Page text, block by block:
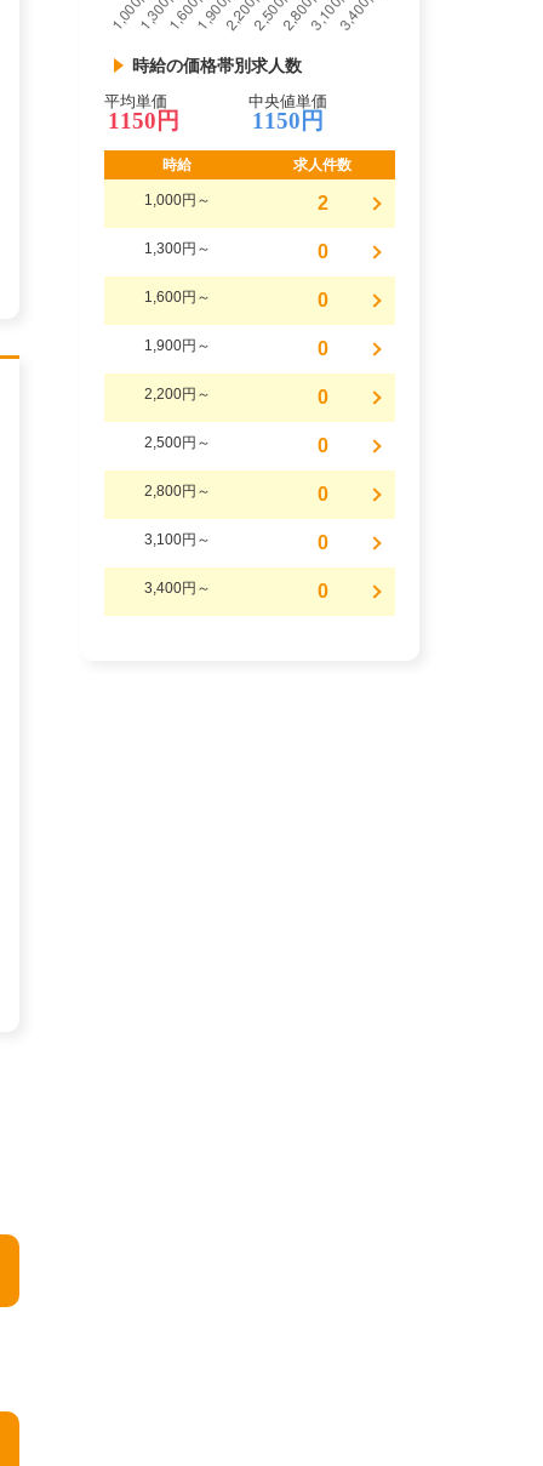
時給の価格帯別求人数
平均単価
1150円
中央値単価
1150円
時給 求人件数
1,000円～ 2
1,300円～ 0
1,600円～ 0
1,900円～ 0
2,200円～ 0
2,500円～ 0
2,800円～ 0
3,100円～ 0
3,400円～ 0